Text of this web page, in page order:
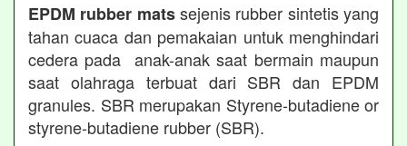
EPDM rubber matssejenis rubber sintetis yang
tahan cuaca dan pemakaian untuk menghindari
cedera pada anak-anak saat bermain maupun
saat olahraga terbuat dari SBR dan EPDM
granules. SBR merupakan Styrene-butadiene or
styrene-butadiene rubber (SBR).